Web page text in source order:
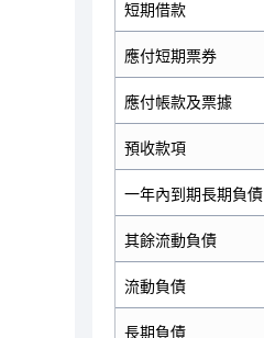
短期借款
應付短期票券
應付帳款及票據
預收款項
一年內到期長期負債
其餘流動負債
流動負債
長期負債
無
無
5,075
無
4,231
48,856
58,162
11,635